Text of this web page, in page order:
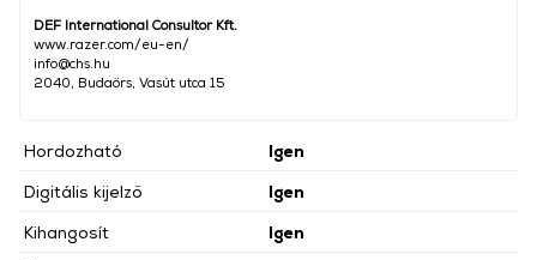
DEF International Consultor Kft.
www.razer.com/eu-en/
info@chs.hu
2040, Budaörs, Vasút utca 15
Hordozható
Igen
Digitális kijelző
Igen
Kihangosít
Igen